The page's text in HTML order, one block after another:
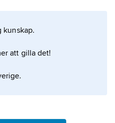
att gilla det!